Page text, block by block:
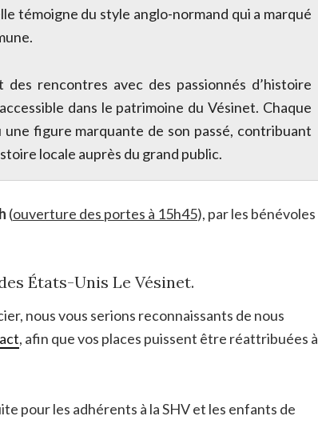
témoigne du style anglo-normand qui a marqué
rencontres avec des passionnés d’histoire
dans le patrimoine du Vésinet. Chaque
figure marquante de son passé, contribuant
locale auprès du grand public.
(ouverture des portes à 15h45), par les bénévoles
États-Unis Le Vésinet.
nous vous serions reconnaissants de nous
, afin que vos places puissent être réattribuées à
pour les adhérents à la SHV et les enfants de